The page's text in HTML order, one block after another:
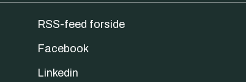
RSS-feed forside
Facebook
Linkedin